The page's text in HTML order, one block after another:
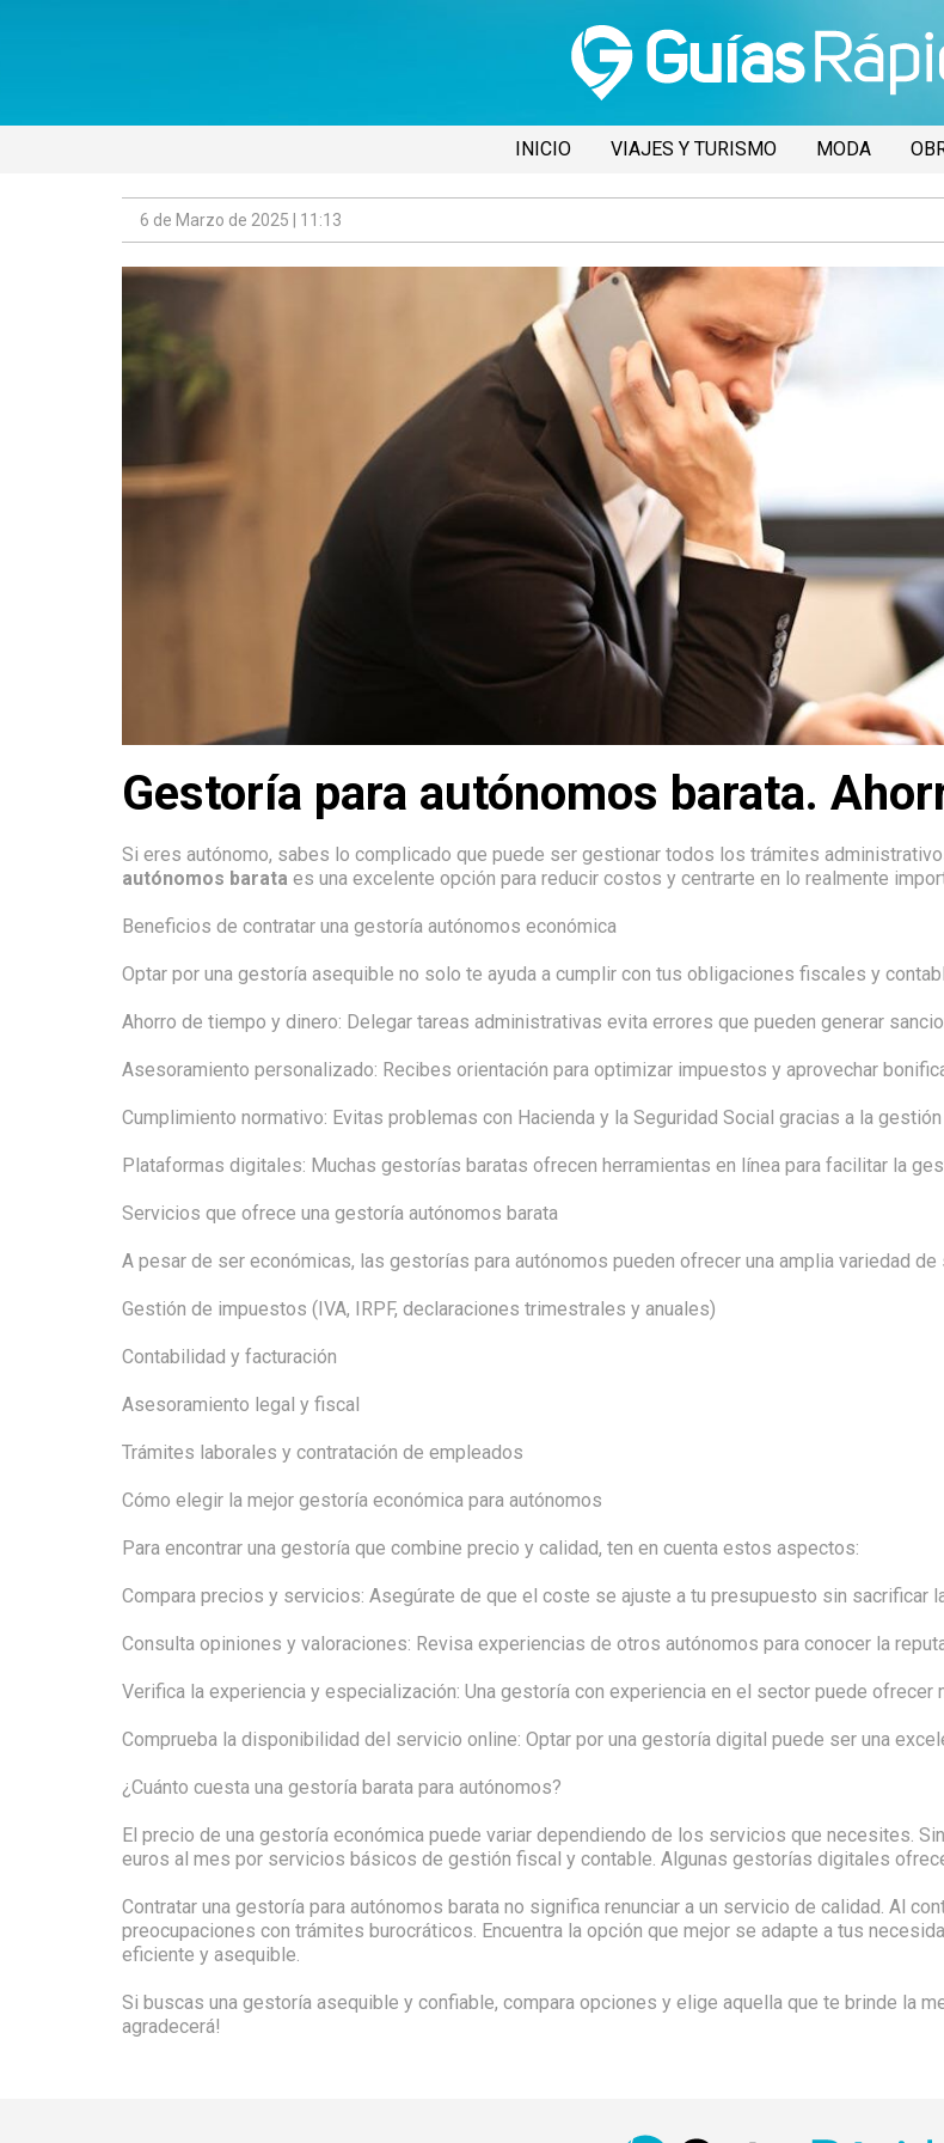
INICIO VIAJES Y TURISMO MODA
6 de Marzo de 2025 | 11:13
Gestoría para autónomos barata.
Si eres autónomo, sabes lo complicado que puede ser gestionar todos los trámites
autónomos barata es una excelente opción para reducir costos y centrarte en lo realmente
Beneficios de contratar una gestoría autónomos económica
Optar por una gestoría asequible no solo te ayuda a cumplir con tus obligaciones fiscales y
Ahorro de tiempo y dinero: Delegar tareas administrativas evita errores que pueden generar
Asesoramiento personalizado: Recibes orientación para optimizar impuestos y aprovechar
Cumplimiento normativo: Evitas problemas con Hacienda y la Seguridad Social gracias a la
Plataformas digitales: Muchas gestorías baratas ofrecen herramientas en línea para facilitar la
Servicios que ofrece una gestoría autónomos barata
A pesar de ser económicas, las gestorías para autónomos pueden ofrecer una amplia variedad
Gestión de impuestos (IVA, IRPF, declaraciones trimestrales y anuales)
Contabilidad y facturación
Asesoramiento legal y fiscal
Trámites laborales y contratación de empleados
Cómo elegir la mejor gestoría económica para autónomos
Para encontrar una gestoría que combine precio y calidad, ten en cuenta estos aspectos:
Compara precios y servicios: Asegúrate de que el coste se ajuste a tu presupuesto sin sacrificar
Consulta opiniones y valoraciones: Revisa experiencias de otros autónomos para conocer la
Verifica la experiencia y especialización: Una gestoría con experiencia en el sector puede ofrecer
Comprueba la disponibilidad del servicio online: Optar por una gestoría digital puede ser una
¿Cuánto cuesta una gestoría barata para autónomos?
El precio de una gestoría económica puede variar dependiendo de los servicios que necesites.
euros al mes por servicios básicos de gestión fiscal y contable. Algunas gestorías digitales
Contratar una gestoría para autónomos barata no significa renunciar a un servicio de calidad. Al
preocupaciones con trámites burocráticos. Encuentra la opción que mejor se adapte a tus
eficiente y asequible.
Si buscas una gestoría asequible y confiable, compara opciones y elige aquella que te brinde la
agradecerá!